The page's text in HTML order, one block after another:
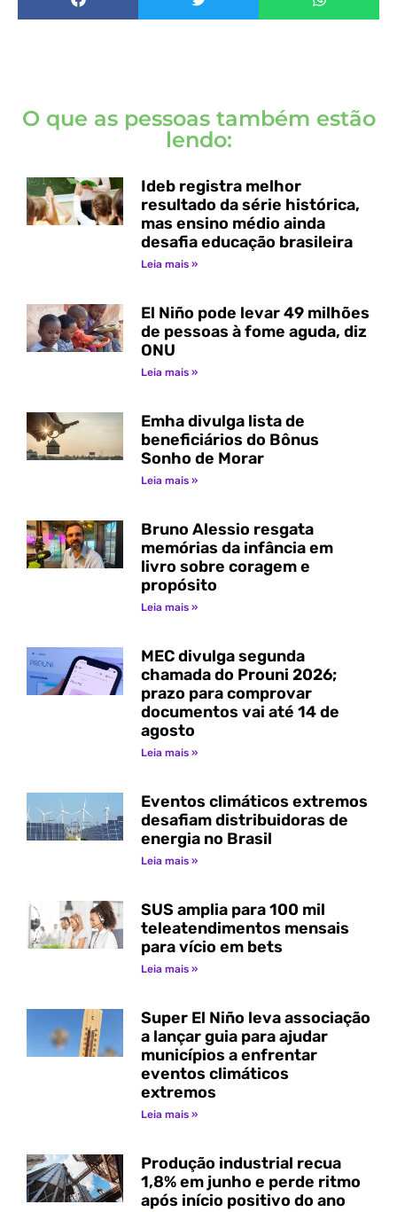
O que as pessoas também estão
lendo:
Ideb registra melhor
resultado da série histórica,
mas ensino médio ainda
desafia educação brasileira
Leia mais »
El Niño pode levar 49 milhões
de pessoas à fome aguda, diz
ONU
Leia mais »
Emha divulga lista de
beneficiários do Bônus
Sonho de Morar
Leia mais »
Bruno Alessio resgata
memórias da infância em
livro sobre coragem e
propósito
Leia mais »
MEC divulga segunda
chamada do Prouni 2026;
prazo para comprovar
documentos vai até 14 de
agosto
Leia mais »
Eventos climáticos extremos
desafiam distribuidoras de
energia no Brasil
Leia mais »
SUS amplia para 100 mil
teleatendimentos mensais
para vício em bets
Leia mais »
Super El Niño leva associação
a lançar guia para ajudar
municípios a enfrentar
eventos climáticos
extremos
Leia mais »
Produção industrial recua
1,8% em junho e perde ritmo
após início positivo do ano